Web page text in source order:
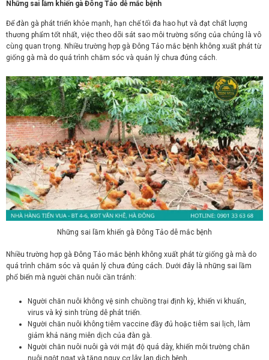
Những sai lầm khiến gà Đông Tảo dễ mắc bệnh
Để đàn gà phát triển khỏe mạnh, hạn chế tối đa hao hụt và đạt chất lượng
thương phẩm tốt nhất, việc theo dõi sát sao môi trường sống của chúng là vô
cùng quan trọng. Nhiều trường hợp gà Đông Tảo mắc bệnh không xuất phát từ
giống gà mà do quá trình chăm sóc và quản lý chưa đúng cách.
Những sai lầm khiến gà Đông Tảo dễ mắc bệnh
Nhiều trường hợp gà Đông Tảo mắc bệnh không xuất phát từ giống gà mà do
quá trình chăm sóc và quản lý chưa đúng cách. Dưới đây là những sai lầm
phổ biến mà người chăn nuôi cần tránh:
Người chăn nuôi không vệ sinh chuồng trại định kỳ, khiến vi khuẩn,
virus và ký sinh trùng dễ phát triển.
Người chăn nuôi không tiêm vaccine đầy đủ hoặc tiêm sai lịch, làm
giảm khả năng miễn dịch của đàn gà.
Người chăn nuôi nuôi gà với mật độ quá dày, khiến môi trường chăn
nuôi ngột ngạt và tăng nguy cơ lây lan dịch bệnh.